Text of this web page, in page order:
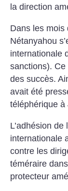
la direction
Dans les mois
Nétanyahou
internationale
sanctions).
des succès.
avait été
téléphérique à
L’adhésion
internationale
contre les
téméraire
protecteur